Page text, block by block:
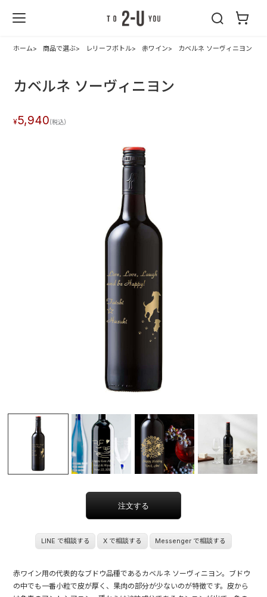
ホーム 商品で選ぶ レリーフボトル 赤ワイン カベルネ ソーヴィニヨン
カベルネ ソーヴィニヨン
5,940
LINE で相談する X で相談する Messenger で相談する
赤ワイン用の代表的なブドウ品種であるカベルネ ソーヴィニヨン。ブドウ
の中でも一番小粒で皮が厚く、果肉の部分が少ないのが特徴です。皮から